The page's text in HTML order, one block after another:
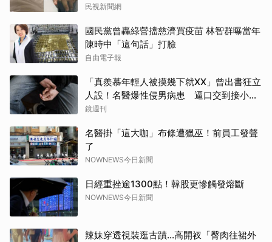
民視新聞網
國民黨曾轟綠營擋慈濟買疫苗 林智群曝當年
陳時中「這句話」打臉
自由電子報
「真羨慕年輕人被摸幾下就XX」曾出書狂立
人設！名醫爆性侵男病患 逼口交到接小孩
鬧鐘響才停
鏡週刊
名醫掛「這大咖」布條遭獵巫！前員工發聲
了
NOWNEWS今日新聞
日經重挫逾1300點！韓股更慘觸發熔斷
NOWNEWS今日新聞
辣妹穿透視裝逛古蹟…高開衩「臀肉往裙外